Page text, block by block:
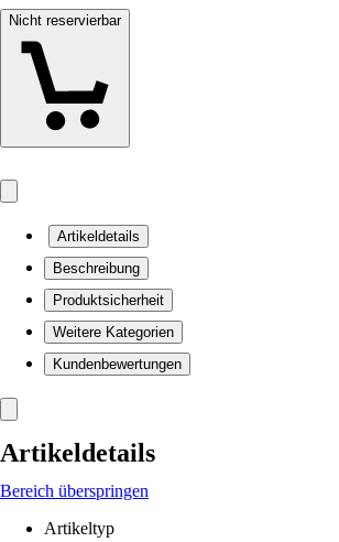
Nicht reservierbar
Artikeldetails
Beschreibung
Produktsicherheit
Weitere Kategorien
Kundenbewertungen
Artikeldetails
Bereich überspringen
Artikeltyp